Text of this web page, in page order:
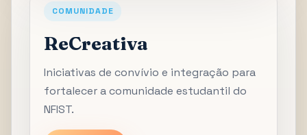
COMUNIDADE
ReCreativa
Iniciativas de convívio e integração para
fortalecer a comunidade estudantil do
NFIST.